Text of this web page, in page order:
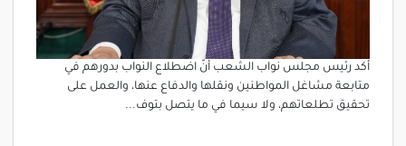
أكد رئيس مجلس نواب الشعب أنّ اضطلاع النواب بدورهم في
متابعة مشاغل المواطنين ونقلها والدفاع عنها، والعمل على
تحقيق تطلعاتهم، ولا سيما في ما يتصل بتوف...